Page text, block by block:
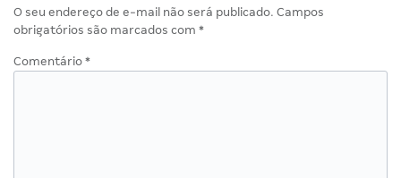
O seu endereço de e-mail não será publicado. Campos
obrigatórios são marcados com *
Comentário *